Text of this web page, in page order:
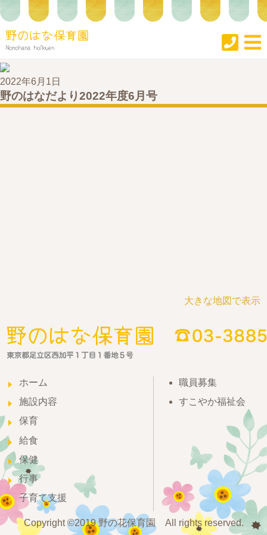
2022年6月1日
野のはなだより2022年度6月号
大きな地図で表示
ホーム
施設内容
保育
給食
保健
行事
子育て支援
職員募集
すこやか福祉会
Copyright ©2019 野の花保育園 All rights reserved.